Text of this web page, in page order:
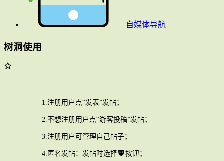
自媒体导航
树洞使用
1.注册用户点“发表”发帖；
2.不想注册用户点“游客投稿”发帖；
3.注册用户可管理自己帖子；
4.匿名发帖：发帖时选择 按钮；